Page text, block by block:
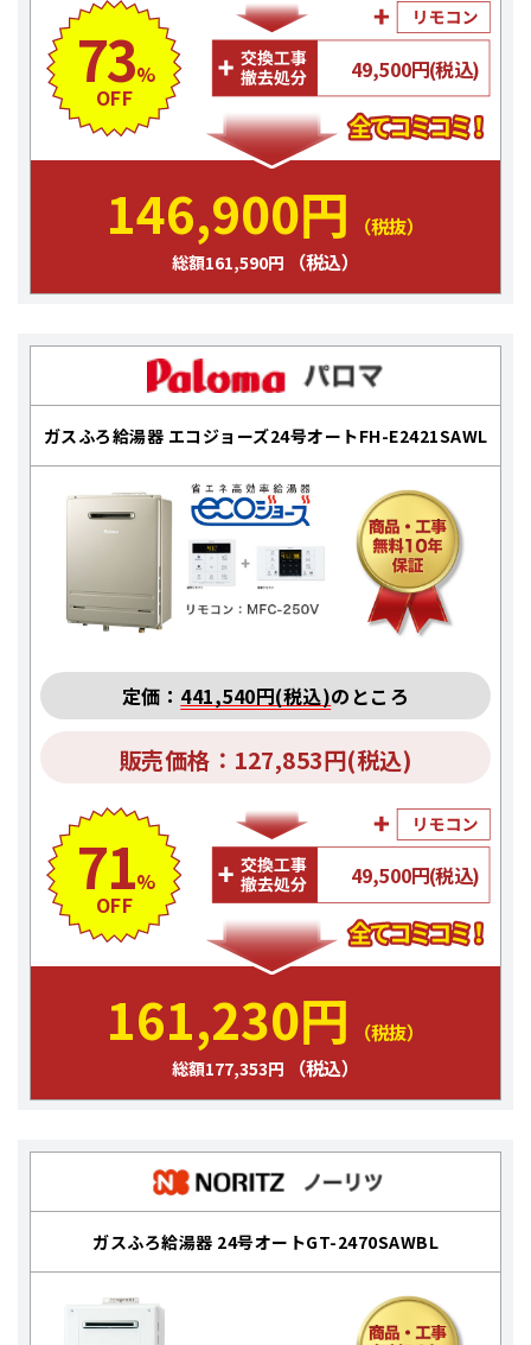
73%
OFF
49,500円(税込)
146,900円 （税抜）
総額161,590円 （税込）
ガスふろ給湯器 エコジョーズ24号オートFH-E2421SAWL
定価： 441,540円(税込)のところ
販売価格：127,853円(税込)
71%
OFF
49,500円(税込)
161,230円 （税抜）
総額177,353円 （税込）
ガスふろ給湯器 24号オートGT-2470SAWBL